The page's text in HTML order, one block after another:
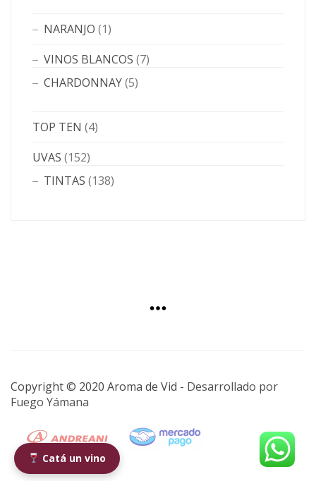
NARANJO (1)
VINOS BLANCOS (7)
CHARDONNAY(5)
TOP TEN (4)
UVAS (152)
TINTAS (138)
Copyright © 2020 Aroma de Vid - Desarrollado por
Fuego Yámana
Catá un vino